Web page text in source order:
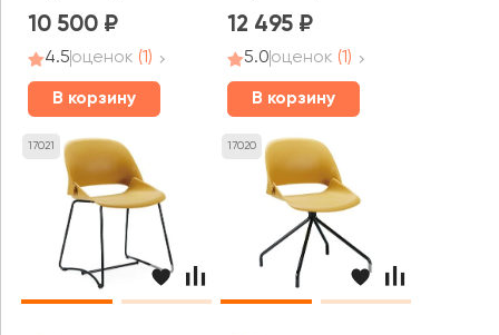
10 500
4.5оценок (1)
В корзину
12 495
5.0оценок (1)
В корзину
17021 17020